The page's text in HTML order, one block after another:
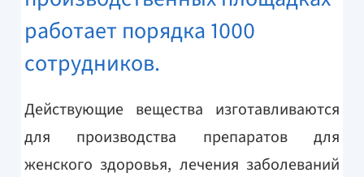
работает порядка 1000
сотрудников.
Действующие вещества изготавливаются
для производства препаратов для
женского здоровья, лечения заболеваний